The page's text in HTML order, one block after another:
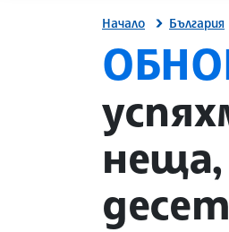
Начало България